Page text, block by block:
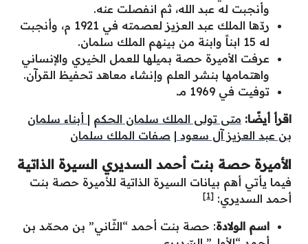
وأنجبت له عبد الله، ثم انفصلت عنه.
ردّها الملك عبد العزيز لعصمته في 1921 م، وأنجبت
له 15 ابناً وابنة من بينهم الملك سلمان.
عرفت الأميرة حصة بميلها للعمل الخيري والإنساني
واهتمامها بنشر العلم وإنشاء معاهد تحفيظ القرآن.
توفيت في 1969 مـ.
اقرأ أيضًا: متى تولى الملك سلمان الحكم | أبناء سلمان
بن عبد العزيز آل سعود | صفات الملك سلمان
الأميرة حصة بنت أحمد السديري السيرة الذاتية
فيما يأتي أهم بيانات السيرة الذاتية للأميرة حصة بنت
أحمد السديري: [1]
اسم الولادة: حصة بنت أحمد “الثّاني” بن محمّد بن